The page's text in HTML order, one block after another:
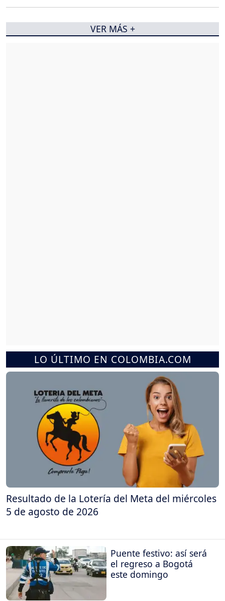
LO ÚLTIMO EN COLOMBIA.COM
Resultado de la Lotería del Meta del miércoles
5 de agosto de 2026
Puente festivo: así será
el regreso a Bogotá
este domingo
VER MÁS +